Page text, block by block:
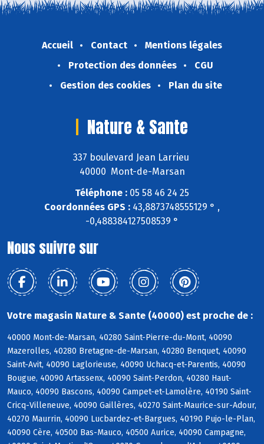
Accueil Contact
Mentions légales
Protection des données
CGU
Gestion des cookies
Plan du site
Nature & Sante
337 boulevard Jean Larrieu
40000 Mont-de-Marsan
Téléphone : 05 58 46 24 25
Coordonnées GPS : 43,8873748555129 ° ,
-0,488384127508539 °
Nous suivre sur
Votre magasin Nature & Sante (40000) est proche de :
40000 Mont-de-Marsan, 40280 Saint-Pierre-du-Mont, 40090
Mazerolles, 40280 Bretagne-de-Marsan, 40280 Benquet, 40090
Saint-Avit, 40090 Laglorieuse, 40090 Uchacq-et-Parentis, 40090
Bougue, 40090 Artassenx, 40090 Saint-Perdon, 40280 Haut-
Mauco, 40090 Bascons, 40090 Campet-et-Lamolère, 40190 Saint-
Cricq-Villeneuve, 40090 Gaillères, 40270 Saint-Maurice-sur-Adour,
40270 Maurrin, 40090 Lucbardez-et-Bargues, 40190 Pujo-le-Plan,
40090 Cère, 40500 Bas-Mauco, 40500 Aurice, 40090 Campagne,